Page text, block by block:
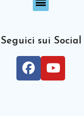
Seguici sui Social